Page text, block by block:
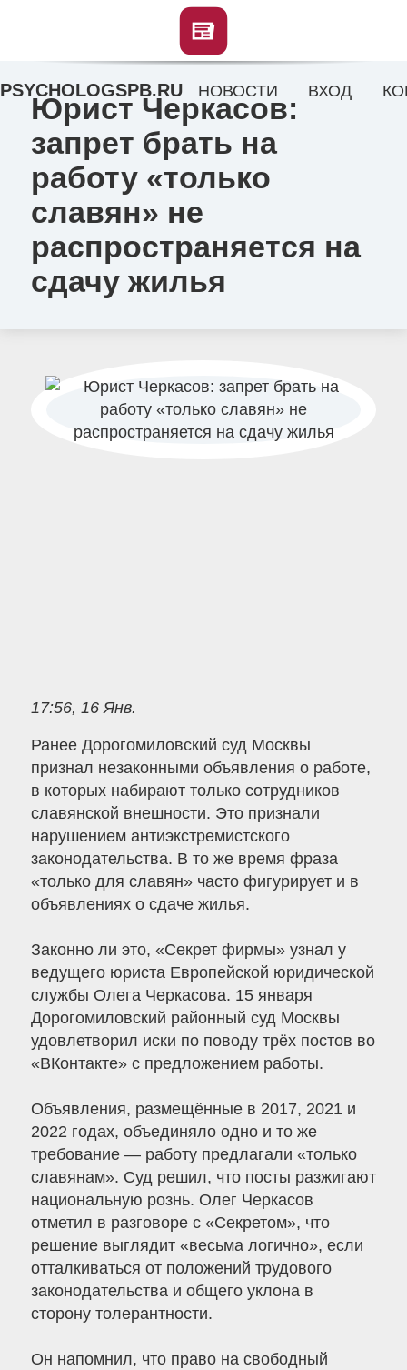
Юрист Черкасов:
запрет брать на
работу «только
славян» не
распространяется на
сдачу жилья
17:56, 16 Янв.
Ранее Дорогомиловский суд Москвы
признал незаконными объявления о работе,
в которых набирают только сотрудников
славянской внешности. Это признали
нарушением антиэкстремистского
законодательства. В то же время фраза
«только для славян» часто фигурирует и в
объявлениях о сдаче жилья.
Законно ли это, «Секрет фирмы» узнал у
ведущего юриста Европейской юридической
службы Олега Черкасова. 15 января
Дорогомиловский районный суд Москвы
удовлетворил иски по поводу трёх постов во
«ВКонтакте» с предложением работы.
Объявления, размещённые в 2017, 2021 и
2022 годах, объединяло одно и то же
требование — работу предлагали «только
славянам». Суд решил, что посты разжигают
национальную рознь. Олег Черкасов
отметил в разговоре с «Секретом», что
решение выглядит «весьма логично», если
отталкиваться от положений трудового
законодательства и общего уклона в
сторону толерантности.
Он напомнил, что право на свободный
PSYCHOLOGSPB.RU НОВОСТИ ВХОД